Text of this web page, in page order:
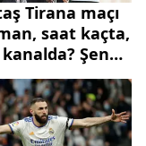
Tirana maçı
saat kaçta,
Şenol
ilk ciddi
çıkıyor!
ilk 11 tercihi